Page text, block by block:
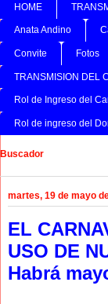
HOME
Anata Andino
Convite Fotos
TRANSMISION DEL
Rol de Ingreso del
Rol de ingreso del
Buscador
martes, 19 de mayo
EL
USO DE
Habrá